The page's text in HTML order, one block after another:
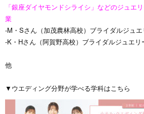
「銀座ダイヤモンドシライシ」などのジュエ
業
-M・Sさん（加茂農林高校）ブライダルジュ
-K・Hさん（阿賀野高校）ブライダルジュエリ
他
▼ウエディング分野が学べる学科はこちら